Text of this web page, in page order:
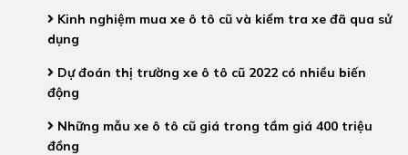
Kinh nghiệm mua xe ô tô cũ và kiểm tra xe đã qua sử
dụng
Dự đoán thị trường xe ô tô cũ 2022 có nhiều biến
động
Những mẫu xe ô tô cũ giá trong tầm giá 400 triệu
đồng